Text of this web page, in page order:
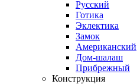
Русский
Готика
Эклектика
Замок
Американский
Дом-шалаш
Прибрежный
Конструкция